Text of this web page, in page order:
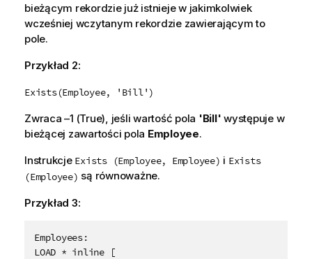
bieżącym rekordzie już istnieje w jakimkolwiek
wcześniej wczytanym rekordzie zawierającym to
pole.
Przykład 2:
Exists(Employee, 'Bill')
Zwraca –1 (True), jeśli wartość pola 'Bill' występuje w
bieżącej zawartości pola Employee.
Instrukcje Exists (Employee, Employee) i Exists
(Employee) są równoważne.
Przykład 3:
Employees:
LOAD * inline [